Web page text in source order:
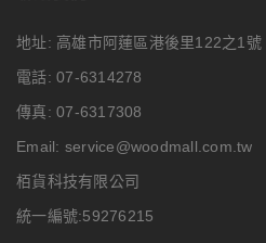
地址: 高雄市阿蓮區港後里122之1號
電話: 07-6314278
傳真: 07-6317308
Email: service@woodmall.com.tw
栢貨科技有限公司
統一編號:59276215